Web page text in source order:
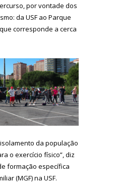
por vontade dos
da USF ao Parque
corresponde a cerca
da população
o exercício físico”, diz
formação específica
(MGF) na USF.